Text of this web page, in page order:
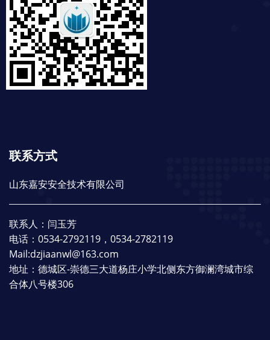
联系方式
山东嘉安安全技术有限公司
联系人：闫玉芳
电话：0534-2792119，0534-2782119
Mail:dzjiaanwl@163.com
地址：德城区-崇德三大道杨庄小学北侧东方御澜湾城市综
合体八号楼306